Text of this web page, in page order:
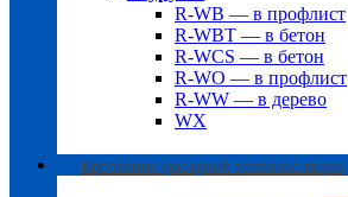
R-WB — в профлист
R-WBT — в бетон
R-WCS — в бетон
R-WO — в профлист
R-WW — в дерево
WX
Крепление фасадной теплоизоляции